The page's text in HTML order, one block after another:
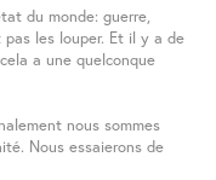
du monde: guerre,
les louper. Et il y a de
a une quelconque
nous sommes
Nous essaierons de